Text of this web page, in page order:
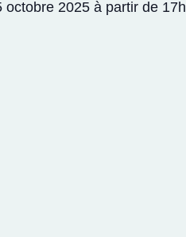
octobre 2025 à partir de 17h